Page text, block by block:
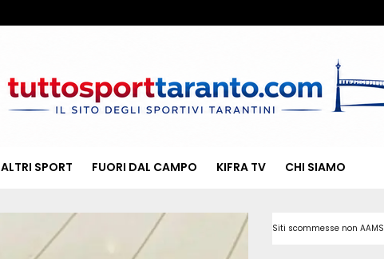
ALTRI SPORT FUORI DAL CAMPO KIFRA TV CHI SIAMO
Siti scommesse non AAMS